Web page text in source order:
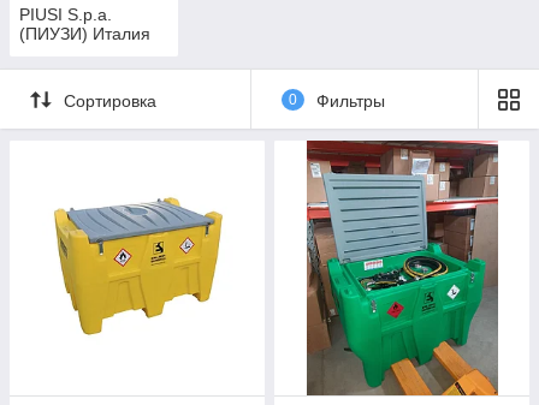
PIUSI S.p.a.
(ПИУЗИ) Италия
Сортировка 0 Фильтры